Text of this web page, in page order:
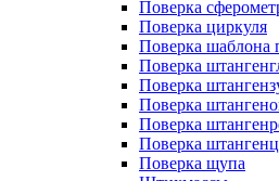
Поверка
Поверка циркуля
Поверка шаблона
Поверка
Поверка
Поверка
Поверка
Поверка
Поверка щупа